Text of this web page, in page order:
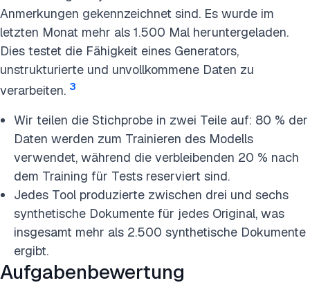
Anmerkungen gekennzeichnet sind. Es wurde im
letzten Monat mehr als 1.500 Mal heruntergeladen.
Dies testet die Fähigkeit eines Generators,
unstrukturierte und unvollkommene Daten zu
verarbeiten. 3
Wir teilen die Stichprobe in zwei Teile auf: 80 % der
Daten werden zum Trainieren des Modells
verwendet, während die verbleibenden 20 % nach
dem Training für Tests reserviert sind.
Jedes Tool produzierte zwischen drei und sechs
synthetische Dokumente für jedes Original, was
insgesamt mehr als 2.500 synthetische Dokumente
ergibt.
Aufgabenbewertung